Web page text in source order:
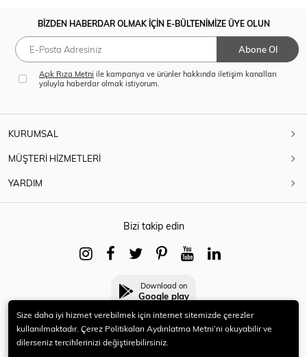
BİZDEN HABERDAR OLMAK İÇİN E-BÜLTENİMİZE ÜYE OLUN
Abone Ol
Açık Rıza Metni ile kampanya ve ürünler hakkında iletişim kanalları
yoluyla haberdar olmak istiyorum.
KURUMSAL
MÜŞTERİ HİZMETLERİ
YARDIM
Bizi takip edin
Download on
Google play
Size daha iyi hizmet verebilmek için internet sitemizde çerezler
kullanılmaktadır. Çerez Politikaları Aydınlatma Metni’ni okuyabilir ve
dilerseniz tercihlerinizi değiştirebilirsiniz.